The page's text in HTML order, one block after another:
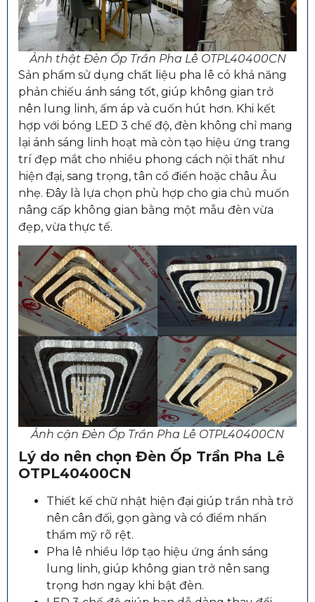
Ảnh thật Đèn Ốp Trần Pha Lê OTPL40400CN
Sản phẩm sử dụng chất liệu pha lê có khả năng
phản chiếu ánh sáng tốt, giúp không gian trở
nên lung linh, ấm áp và cuốn hút hơn. Khi kết
hợp với bóng LED 3 chế độ, đèn không chỉ mang
lại ánh sáng linh hoạt mà còn tạo hiệu ứng trang
trí đẹp mắt cho nhiều phong cách nội thất như
hiện đại, sang trọng, tân cổ điển hoặc châu Âu
nhẹ. Đây là lựa chọn phù hợp cho gia chủ muốn
nâng cấp không gian bằng một mẫu đèn vừa
đẹp, vừa thực tế.
Ảnh cận Đèn Ốp Trần Pha Lê OTPL40400CN
Lý do nên chọn Đèn Ốp Trần Pha Lê
OTPL40400CN
Thiết kế chữ nhật hiện đại giúp trần nhà trở
nên cân đối, gọn gàng và có điểm nhấn
thẩm mỹ rõ rệt.
Pha lê nhiều lớp tạo hiệu ứng ánh sáng
lung linh, giúp không gian trở nên sang
trọng hơn ngay khi bật đèn.